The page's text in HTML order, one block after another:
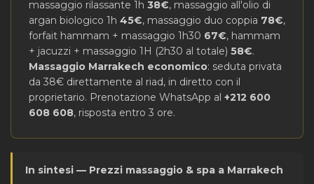
massaggio rilassante 1h 38€, massaggio all'olio di
argan biologico 1h 45€, massaggio duo coppia 78€,
forfait hammam + massaggio 1h30 67€, hammam
+ jacuzzi + massaggio 1H (2h30 al totale) 58€.
Massaggio Marrakech economico: seduta privata
da 38€ direttamente al riad, in diretto con il
proprietario. Prenotazione WhatsApp al +212 600
608 608, risposta entro 3 ore.
In sintesi — Prezzi massaggio & spa a Marrakech